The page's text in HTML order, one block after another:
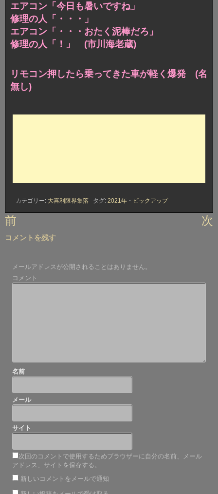
エアコン「今日も暑いですね」
修理の人「・・・」
エアコン「・・・おたく泥棒だろ」
修理の人「！」 (市川海老蔵)
リモコン押したら乗ってきた車が軽く爆発 (名
無し)
カテゴリー: 大喜利限界集落 タグ: 2021年 ・ ピックアップ
投
ナ
ゲ
ー
前 次
コメントを残す
メールアドレスが公開されることはありません。
コメント
名前
メール
サイト
次回のコメントで使用するためブラウザーに自分の名前、メール
アドレス、サイトを保存する。
新しいコメントをメールで通知